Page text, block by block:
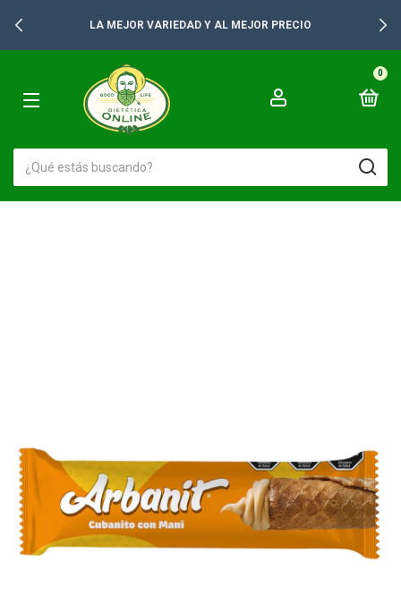
LA MEJOR VARIEDAD Y AL MEJOR PRECIO
0